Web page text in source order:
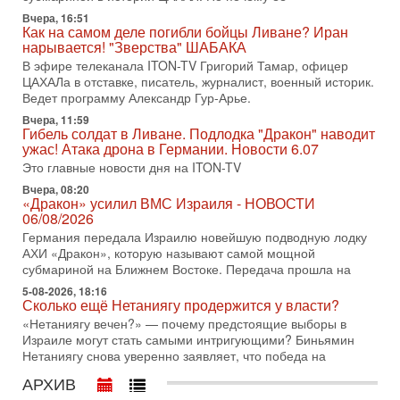
Недавний визит премьер-министра Израиля Биньямина
Нетаньяху в США и его встреча с Дональдом Трампом
оставили больше вопросов, чем ответов. Полная
31-07-2026, 15:18
Иран готовит покушение на Нетаниягу! Трамп не
хочет эскалации, но КСИР готовит взрыв!
В эфире телеканала ITON-TV СЕРГЕЙ МИГДАЛЬ, эксперт
по вопросам безопасности, офицер запаса
Международного управления полиции Израиля, автор
31-07-2026, 09:02
Битва за разоружение ХАМАСа - НОВОСТИ
31/07/2026
Сегодня президент США Дональд Трамп заявил о
достижении исторического соглашения о полном
разоружении ХАМАСа и других вооруженных группировок в
Иран доведет Трампа до крайних мер? Разбор и
оценка от военного обозревателя Давида Шарпа
Ситуация вокруг противостояния Ирана и США накаляется
с каждым днем. Почему Трамп в самый последний момент
отменил решение о нанесении тяжелых ударов
30-07-2026, 16:54
Вчера, 16:51
Как на самом деле погибли бойцы Ливане? Иран
нарывается! "Зверства" ШАБАКА
В эфире телеканала ITON-TV Григорий Тамар, офицер
ЦАХАЛа в отставке, писатель, журналист, военный историк.
Ведет программу Александр Гур-Арье.
Вчера, 11:59
Гибель солдат в Ливане. Подлодка "Дракон" наводит
ужас! Атака дрона в Германии. Новости 6.07
Это главные новости дня на ITON-TV
Вчера, 08:20
«Дракон» усилил ВМС Израиля - НОВОСТИ
06/08/2026
Германия передала Израилю новейшую подводную лодку
АХИ «Дракон», которую называют самой мощной
субмариной на Ближнем Востоке. Передача прошла на
5-08-2026, 18:16
Сколько ещё Нетаниягу продержится у власти?
«Нетаниягу вечен?» — почему предстоящие выборы в
Израиле могут стать самыми интригующими? Биньямин
Нетаниягу снова уверенно заявляет, что победа на
АРХИВ